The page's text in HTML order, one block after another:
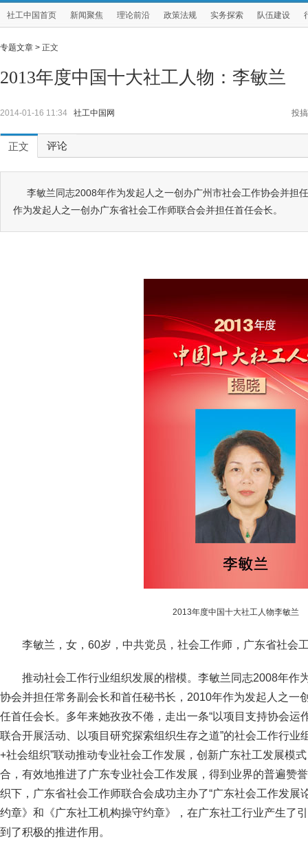
社工中国首页 新闻聚焦 理论前沿 政策法规 实务探索 队伍建设
专题文章 > 正文
2013年度中国十大社工人物：李敏兰
2014-01-16 11:34 社工中国网 投搞
正文 评论
李敏兰同志2008年作为发起人之一创办广州市社会工作协会并担
作为发起人之一创办广东省社会工作师联合会并担任首任会长。
2013年度中国十大社工人物李敏兰
李敏兰，女，60岁，中共党员，社会工作师，广东省社会
推动社会工作行业组织发展的楷模。李敏兰同志2008年作
协会并担任常务副会长和首任秘书长，2010年作为发起人之一
任首任会长。多年来她孜孜不倦，走出一条“以项目支持协会运
联合开展活动、以项目研究探索组织生存之道”的社会工作行业
+社会组织”联动推动专业社会工作发展，创新广东社工发展模
合，有效地推进了广东专业社会工作发展，得到业界的普遍赞
织下，广东省社会工作师联合会成功主办了“广东社会工作发展
约章》和《广东社工机构操守约章》，在广东社工行业产生了
到了积极的推进作用。